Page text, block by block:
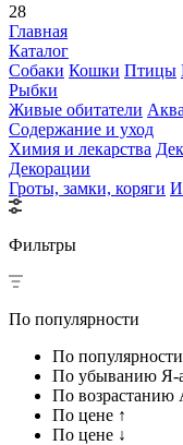
28
Главная
Каталог
Собаки Кошки Птицы
Рыбки
Живые обитатели
Содержание и уход
Химия и лекарства
Декорации
Гроты, замки, коряги
Фильтры
По популярности
По популярности
По убыванию Я-
По возрастанию
По цене ↑
По цене ↓